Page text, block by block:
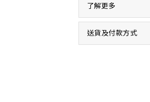
了解更多
送貨及付款方式